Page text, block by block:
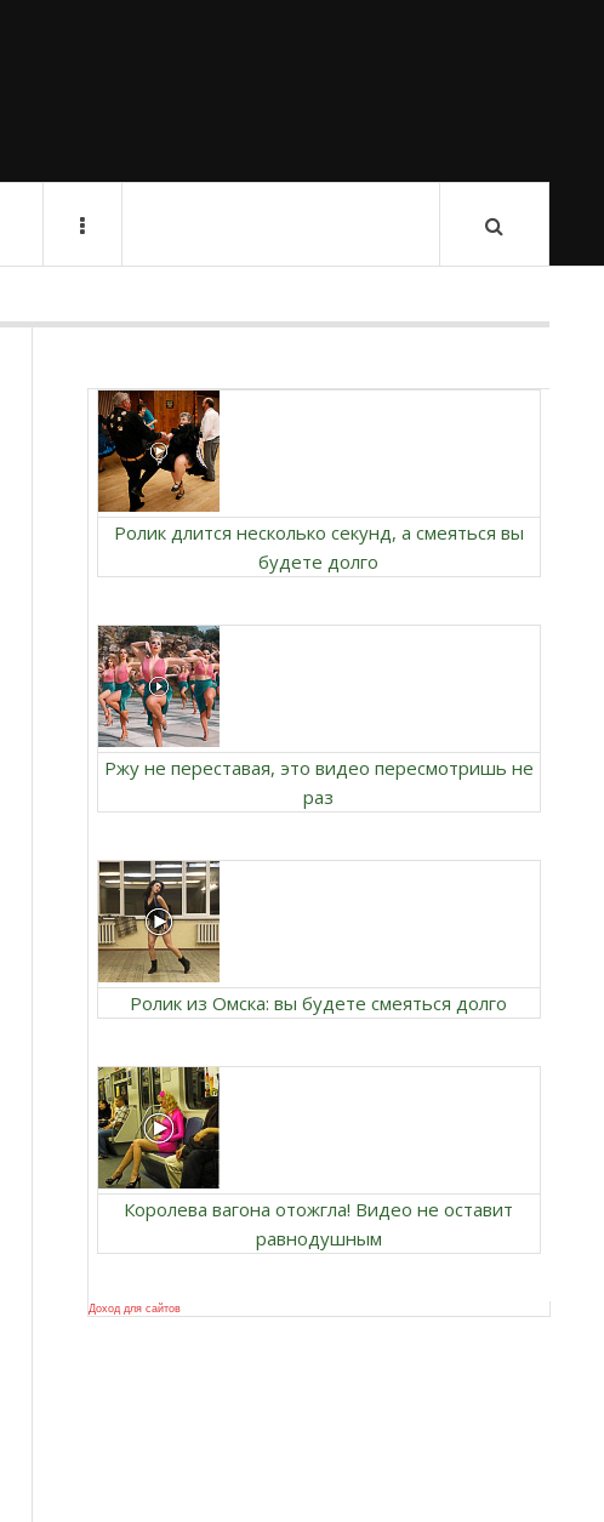
Ролик длится несколько секунд, а смеяться вы
будете долго
Ржу не переставая, это видео пересмотришь не
раз
Ролик из Омска: вы будете смеяться долго
Королева вагона отожгла! Видео не оставит
равнодушным
Доход для сайтов